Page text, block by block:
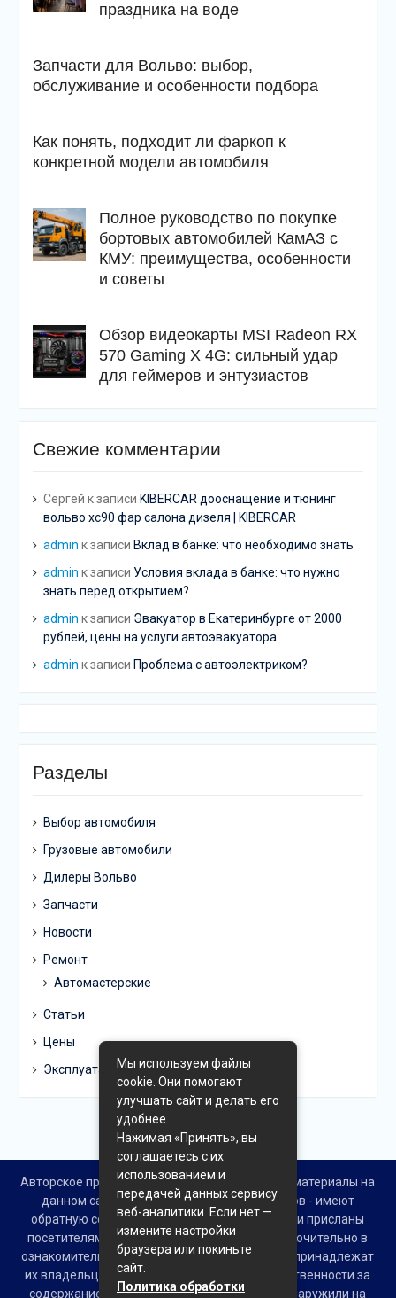
праздника на воде
Запчасти для Вольво: выбор,
обслуживание и особенности подбора
Как понять, подходит ли фаркоп к
конкретной модели автомобиля
Полное руководство по покупке
бортовых автомобилей КамАЗ с
КМУ: преимущества, особенности
и советы
Обзор видеокарты MSI Radeon RX
570 Gaming X 4G: сильный удар
для геймеров и энтузиастов
Свежие комментарии
Сергей к записи KIBERCAR дооснащение и тюнинг
вольво хс90 фар салона дизеля | KIBERCAR
admin к записи Вклад в банке: что необходимо знать
admin к записи Условия вклада в банке: что нужно
знать перед открытием?
admin к записи Эвакуатор в Екатеринбурге от 2000
рублей, цены на услуги автоэвакуатора
admin к записи Проблема с автоэлектриком?
Разделы
Выбор автомобиля
Грузовые автомобили
Дилеры Вольво
Запчасти
Новости
Ремонт
Автомастерские
Статьи
Цены
Эксплуатация
Авторское право © Все права защищены. Все материалы на
данном сайте взяты из открытых источников - имеют
обратную ссылку на материал в интернете или присланы
посетителями сайта и предоставляются исключительно в
ознакомительных целях. Права на материалы принадлежат
их владельцам. Администрация сайта ответственности за
содержание материала не несет. Если Вы обнаружили на
Мы используем файлы
cookie. Они помогают
улучшать сайт и делать его
удобнее.
Нажимая «Принять», вы
соглашаетесь с их
использованием и
передачей данных сервису
веб-аналитики. Если нет —
измените настройки
браузера или покиньте
сайт.
Политика обработки